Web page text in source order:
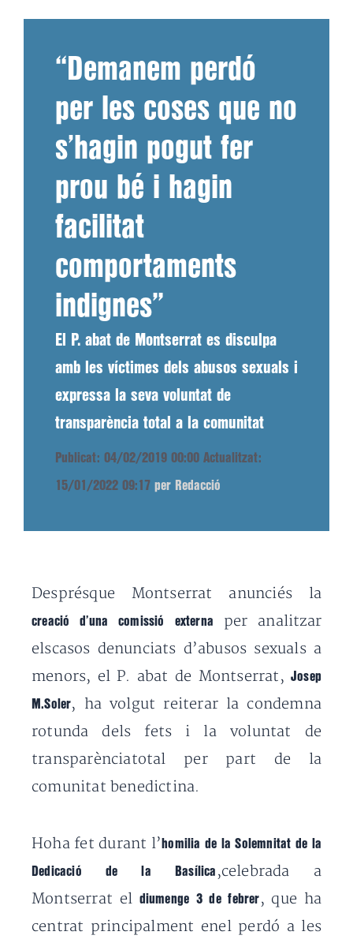
“Demanem perdó
per les coses que no
s’hagin pogut fer
prou bé i hagin
facilitat
comportaments
indignes”
El P. abat de Montserrat es disculpa
amb les víctimes dels abusos sexuals i
expressa la seva voluntat de
transparència total a la comunitat
Publicat: 04/02/2019 00:00 Actualitzat:
15/01/2022 09:17 per Redacció
Desprésque Montserrat anunciés la
creació d’una comissió externa per analitzar
elscasos denunciats d’abusos sexuals a
menors, el P. abat de Montserrat, Josep
M.Soler, ha volgut reiterar la condemna
rotunda dels fets i la voluntat de
transparènciatotal per part de la
comunitat benedictina.
Hoha fet durant l’homilia de la Solemnitat de la
Dedicació de la Basílica ,celebrada a
Montserrat el diumenge 3 de febrer , que ha
centrat principalment enel perdó a les